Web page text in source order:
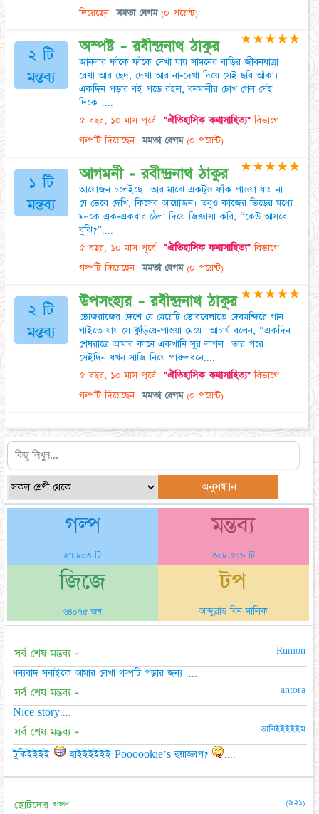
দিয়েছেন মমতা বেগম(০ পয়েন্ট)
২ টি
মন্তব্য
অস্পষ্ট - রবীন্দ্রনাথ ঠাকুর
জানলার ফাঁকে ফাঁকে দেখা যায় সামনের বাড়ির জীবনযাত্রা।
রেখা আর ছেদ, দেখা আর না-দেখা দিয়ে সেই ছবি আঁকা।
একদিন পড়ার বই পড়ে রইল, বনমালীর চোখ গেল সেই
দিকে।....
৫ বছর, ১০ মাস পূর্বে "ঐতিহাসিক কথাসাহিত্য"বিভাগে
গল্পটি দিয়েছেন
মমতা বেগম(০ পয়েন্ট)
★★★★★
১ টি
মন্তব্য
আগমনী - রবীন্দ্রনাথ ঠাকুর
আয়োজন চলেইছে। তার মাঝে একটুও ফাঁক পাওয়া যায় না
যে ভেবে দেখি, কিসের আয়োজন। তবুও কাজের ভিড়ের মধ্যে
মনকে এক-একবার ঠেলা দিয়ে জিজ্ঞাসা করি, “কেউ আসবে
বুঝি?”....
৫ বছর, ১০ মাস পূর্বে "ঐতিহাসিক কথাসাহিত্য"বিভাগে
গল্পটি দিয়েছেন
মমতা বেগম(০ পয়েন্ট)
★★★★★
২ টি
মন্তব্য
উপসংহার - রবীন্দ্রনাথ ঠাকুর
ভোজরাজের দেশে যে মেয়েটি ভোরবেলাতে দেবমন্দিরে গান
গাইতে যায় সে কুড়িয়ে-পাওয়া মেয়ে। আচার্য বলেন, “একদিন
শেষরাত্রে আমার কানে একখানি সুর লাগল। তার পরে
সেইদিন যখন সাজি নিয়ে পারুলবনে....
৫ বছর, ১০ মাস পূর্বে "ঐতিহাসিক কথাসাহিত্য"বিভাগে
গল্পটি দিয়েছেন
মমতা বেগম(০ পয়েন্ট)
★★★★★
গল্প
২৭,৮০৩ টি
মন্তব্য
৩০৮,৫০৬ টি
জিজে
৬৪০৭৫ জন
টপ
আব্দুল্লাহ বিন মালিক
সর্ব শেষ মন্তব্য - Rumon
ধন্যবাদ সবাইকে আমার লেখা গল্পটি পড়ার জন্য ....
সর্ব শেষ মন্তব্য - antora
Nice story....
সর্ব শেষ মন্তব্য - তানিইইইইইম
টুকিইইইই হাইইইইইই Poooookie's হুয়াজ্জাপ? ....
ছোটদের গল্প (৯২১)